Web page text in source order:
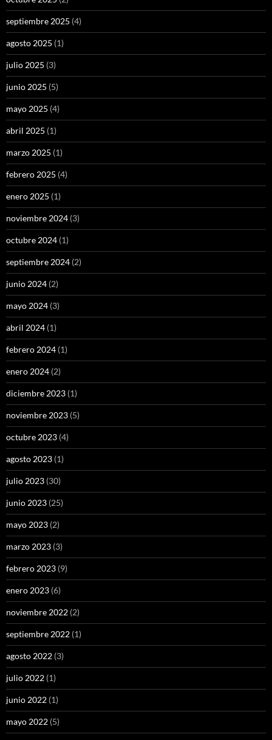
septiembre 2025 (4)
agosto 2025 (1)
julio 2025 (3)
junio 2025 (5)
mayo 2025 (4)
abril 2025 (1)
marzo 2025 (1)
febrero 2025 (4)
enero 2025 (1)
noviembre 2024 (3)
octubre 2024 (1)
septiembre 2024 (2)
junio 2024 (2)
mayo 2024 (3)
abril 2024 (1)
febrero 2024 (1)
enero 2024 (2)
diciembre 2023 (1)
noviembre 2023 (5)
octubre 2023 (4)
agosto 2023 (1)
julio 2023 (30)
junio 2023 (25)
mayo 2023 (2)
marzo 2023 (3)
febrero 2023 (9)
enero 2023 (6)
noviembre 2022 (2)
septiembre 2022 (1)
agosto 2022 (3)
julio 2022 (1)
junio 2022 (1)
mayo 2022 (5)